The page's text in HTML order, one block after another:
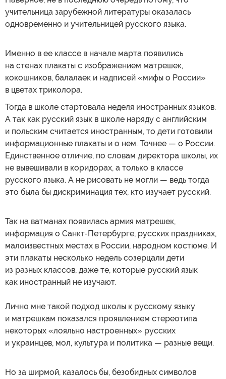
учительница зарубежной литературы оказалась
одновременно и учительницей русского языка.
Именно в ее классе в начале марта появились
на стенах плакаты с изображением матрешек,
кокошников, балалаек и надписей «мифы о России»
в цветах триколора.
Тогда в школе стартовала неделя иностранных языков.
А так как русский язык в школе наряду с английским
и польским считается иностранным, то дети готовили
информационные плакаты и о нем. Точнее — о России.
Единственное отличие, по словам директора школы, их
не вывешивали в коридорах, а только в классе
русского языка. А не рисовать не могли — ведь тогда
это была бы дискриминация тех, кто изучает русский.
Так на ватманах появилась армия матрешек,
информация о Санкт-Петербурге, русских праздниках,
малоизвестных местах в России, народном костюме. И
эти плакаты несколько недель созерцали дети
из разных классов, даже те, которые русский язык
как иностранный не изучают.
Лично мне такой подход школы к русскому языку
и матрешкам показался проявлением стереотипа
некоторых «лояльно настроенных» русских
и украинцев, мол, культура и политика — разные вещи.
Но за ширмой, казалось бы, безобидных символов